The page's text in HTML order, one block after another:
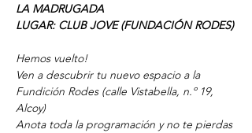
LA MADRUGADA
LUGAR: CLUB JOVE (FUNDACIÓN RODES)
Hemos vuelto!
Ven a descubrir tu nuevo espacio a la
Fundición Rodes (calle Vistabella, n.º 19,
Alcoy)
Anota toda la programación y no te pierdas